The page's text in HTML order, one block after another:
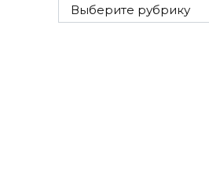
Все
рубрики